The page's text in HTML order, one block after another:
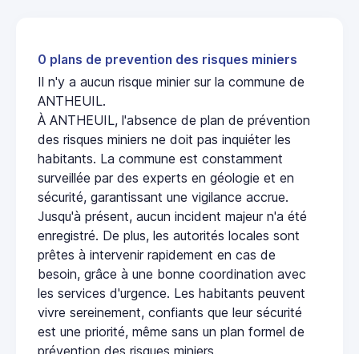
0 plans de prevention des risques miniers
Il n'y a aucun risque minier sur la commune de
ANTHEUIL.
À ANTHEUIL, l'absence de plan de prévention
des risques miniers ne doit pas inquiéter les
habitants. La commune est constamment
surveillée par des experts en géologie et en
sécurité, garantissant une vigilance accrue.
Jusqu'à présent, aucun incident majeur n'a été
enregistré. De plus, les autorités locales sont
prêtes à intervenir rapidement en cas de
besoin, grâce à une bonne coordination avec
les services d'urgence. Les habitants peuvent
vivre sereinement, confiants que leur sécurité
est une priorité, même sans un plan formel de
prévention des risques miniers.